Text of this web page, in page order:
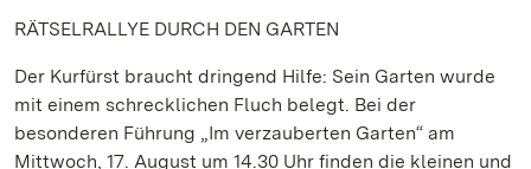
RÄTSELRALLYE DURCH DEN GARTEN
Der Kurfürst braucht dringend Hilfe: Sein Garten wurde
mit einem schrecklichen Fluch belegt. Bei der
besonderen Führung „Im verzauberten Garten“ am
Mittwoch, 17. August um 14.30 Uhr finden die kleinen und